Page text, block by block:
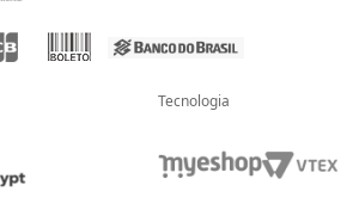
Tecnologia